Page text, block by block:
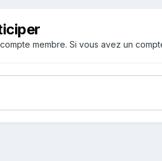
membre. Si vous avez un